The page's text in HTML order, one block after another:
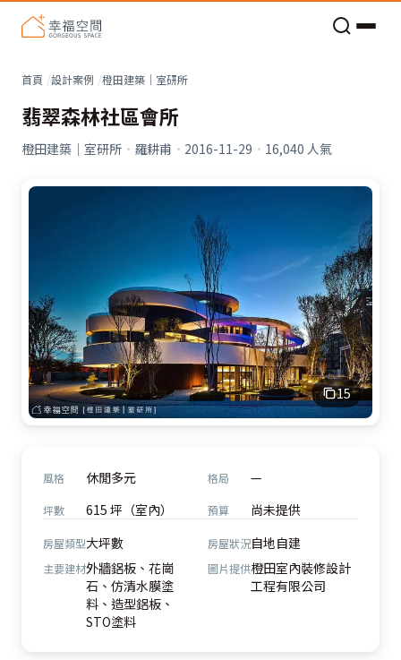
首頁 設計案例 橙田建築│室研所
翡翠森林社區會所
橙田建築│室研所 · 羅耕甫 · 2016-11-29 · 16,040 人氣
15
風格 休閒多元 格局 —
坪數 615 坪（室內） 預算 尚未提供
房屋類型大坪數 房屋狀況自地自建
主要建材外牆鋁板、花崗
石、仿清水膜塗
料、造型鋁板、
STO塗料
圖片提供橙田室內裝修設計
工程有限公司